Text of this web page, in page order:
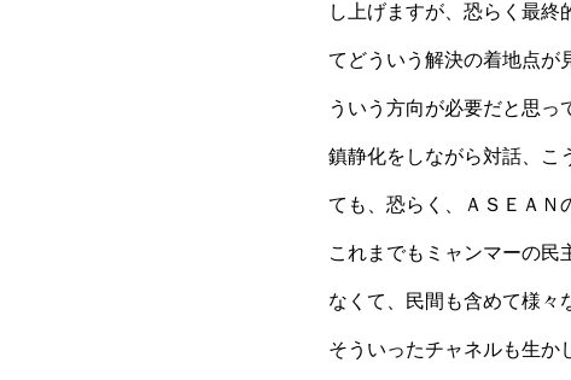
し上げますが、恐らく最終
てどういう解決の着地点が
ういう方向が必要だと思っ
鎮静化をしながら対話、こ
ても、恐らく、ＡＳＥＡＮ
これまでもミャンマーの民
なくて、民間も含めて様々
そういったチャネルも生か